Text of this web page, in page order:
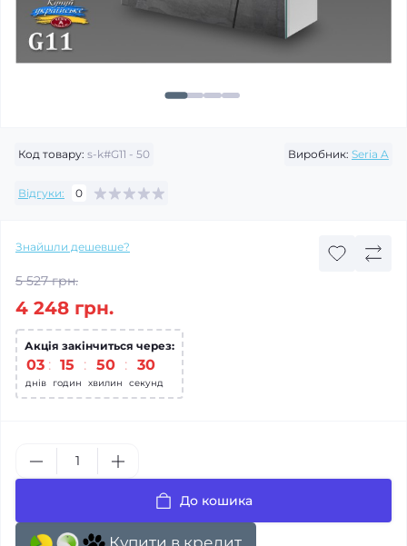
Код товару: s-k#G11 - 50 Виробник: Seria A
Відгуки: 0
Знайшли дешевше?
5 527 грн.
4 248 грн.
Акція закінчиться через:
03
днів
: 15
годин
: 50
хвилин
: 29
секунд
До кошика